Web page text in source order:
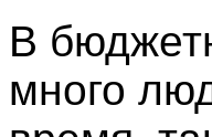
В
много